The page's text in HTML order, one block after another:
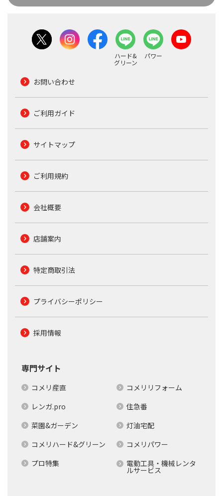
ハード&
グリーン
パワー
お問い合わせ
ご利用ガイド
サイトマップ
ご利用規約
会社概要
店舗案内
特定商取引法
プライバシーポリシー
採用情報
専門サイト
コメリ産直
コメリリフォーム
レンガ.pro
住急番
菜園&ガーデン
灯油宅配
コメリハード&グリーン
コメリパワー
プロ特集
電動工具・機械レンタ
ルサービス